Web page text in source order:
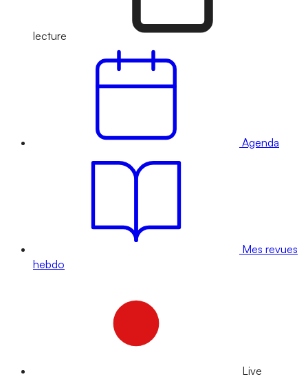
lecture
Agenda
Mes revues
hebdo
Live